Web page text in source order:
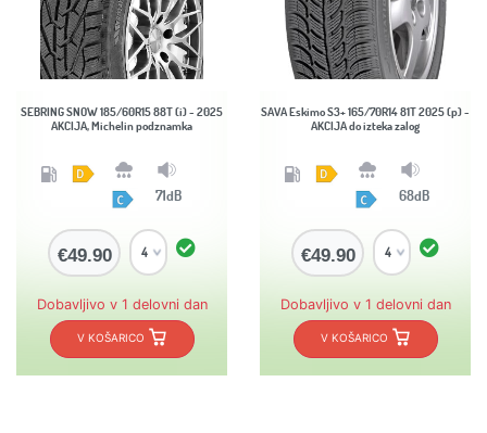
SEBRING SNOW 185/60R15 88T (i) - 2025
AKCIJA, Michelin podznamka
71dB
€49.90
Dobavljivo v 1 delovni dan
V KOŠARICO
SAVA Eskimo S3+ 165/70R14 81T 2025 (p) -
AKCIJA do izteka zalog
68dB
€49.90
Dobavljivo v 1 delovni dan
V KOŠARICO